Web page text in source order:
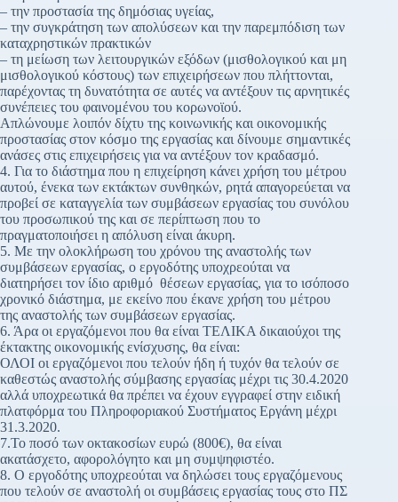
– την προστασία της δημόσιας υγείας,
– την συγκράτηση των απολύσεων και την παρεμπόδιση των
καταχρηστικών πρακτικών
– τη μείωση των λειτουργικών εξόδων (μισθολογικού και μη
μισθολογικού κόστους) των επιχειρήσεων που πλήττονται,
παρέχοντας τη δυνατότητα σε αυτές να αντέξουν τις αρνητικές
συνέπειες του φαινομένου του κορωνοϊού.
Απλώνουμε λοιπόν δίχτυ της κοινωνικής και οικονομικής
προστασίας στον κόσμο της εργασίας και δίνουμε σημαντικές
ανάσες στις επιχειρήσεις για να αντέξουν τον κραδασμό.
4. Για το διάστημα που η επιχείρηση κάνει χρήση του μέτρου
αυτού, ένεκα των εκτάκτων συνθηκών, ρητά απαγορεύεται να
προβεί σε καταγγελία των συμβάσεων εργασίας του συνόλου
του προσωπικού της και σε περίπτωση που το
πραγματοποιήσει η απόλυση είναι άκυρη.
5. Με την ολοκλήρωση του χρόνου της αναστολής των
συμβάσεων εργασίας, ο εργοδότης υποχρεούται να
διατηρήσει τον ίδιο αριθμό θέσεων εργασίας, για το ισόποσο
χρονικό διάστημα, με εκείνο που έκανε χρήση του μέτρου
της αναστολής των συμβάσεων εργασίας.
6. Άρα οι εργαζόμενοι που θα είναι ΤΕΛΙΚΑ δικαιούχοι της
έκτακτης οικονομικής ενίσχυσης, θα είναι:
ΟΛΟΙ οι εργαζόμενοι που τελούν ήδη ή τυχόν θα τελούν σε
καθεστώς αναστολής σύμβασης εργασίας μέχρι τις 30.4.2020
αλλά υποχρεωτικά θα πρέπει να έχουν εγγραφεί στην ειδική
πλατφόρμα του Πληροφοριακού Συστήματος Εργάνη μέχρι
31.3.2020.
7.Το ποσό των οκτακοσίων ευρώ (800€), θα είναι
ακατάσχετο, αφορολόγητο και μη συμψηφιστέο.
8. Ο εργοδότης υποχρεούται να δηλώσει τους εργαζόμενους
που τελούν σε αναστολή οι συμβάσεις εργασίας τους στο ΠΣ